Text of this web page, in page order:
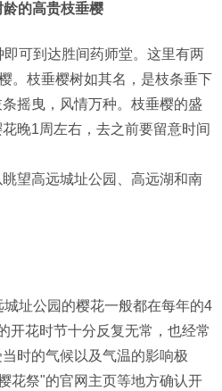
龄的高贵枝垂樱
可到达胜间药师堂。这里有两
。枝垂樱树如其名，是枝条垂下
摇曳，风情万种。枝垂樱的盛
晚1周左右，去之前要留意时间
望高远城址公园、高远湖和南
址公园的樱花一般都在每年的4
开花时节十分反复无常，也经常
时的气候以及气温的影响极
花祭"的官网主页等地方确认开